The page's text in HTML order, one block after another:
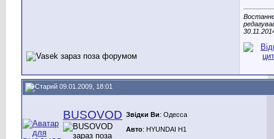
Востаннє
09.01.2009, 18:01
BUSOVOD Звідки Ви: Одесса
Авто: HYUNDAI H1